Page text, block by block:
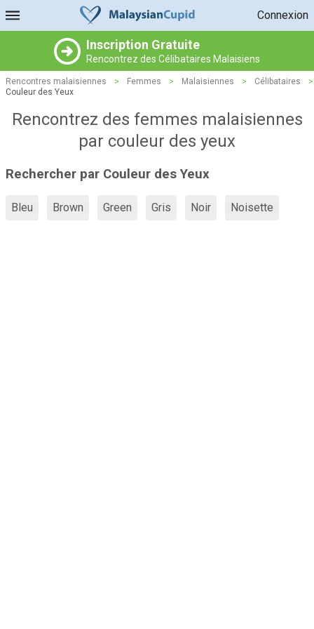
Connexion
Inscription Gratuite
Rencontrez des Célibataires Malaisiens
Rencontres malaisiennes > Femmes > Malaisiennes > Célibataires
>
Couleur des Yeux
Rencontrez des femmes malaisiennes
par couleur des yeux
Rechercher par Couleur des Yeux
Bleu Brown Green Gris Noir Noisette